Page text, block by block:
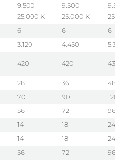
9.500 -
25.000 K
9.500 -
25.000 K
6 6
6
3.120 4.450
5.330
420 420 430
28 36
48
70 90
120
56 72
96
14 18
24
14 18
24
56 72 96